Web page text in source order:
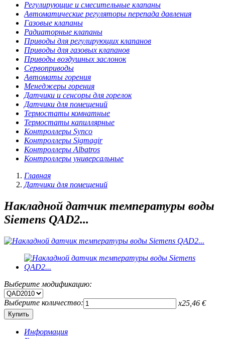
Регулирующие и смесительные клапаны
Автоматические регуляторы перепада давления
Газовые клапаны
Радиаторные клапаны
Приводы для регулирующих клапанов
Приводы для газовых клапанов
Приводы воздушных заслонок
Сервоприводы
Автоматы горения
Менеджеры горения
Датчики и сенсоры для горелок
Датчики для помещений
Термостаты комнатные
Термостаты капиллярные
Контроллеры Synco
Контроллеры Sigmagir
Контроллеры Albatros
Контроллеры универсальные
Главная
Датчики для помещений
Накладной датчик температуры воды
Siemens QAD2...
Выберите модификацию:
Выберите количество: x25,46 €
Информация